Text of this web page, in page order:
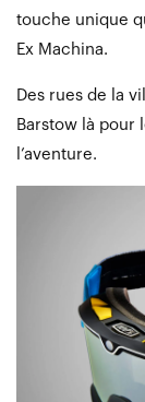
touche unique
Ex Machina.
Des rues de la
Barstow là pour
l’aventure.